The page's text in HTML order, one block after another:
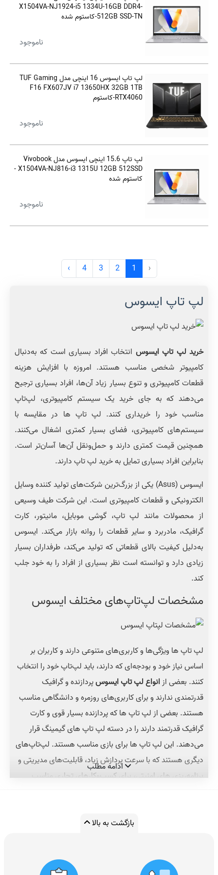
X1504VA-NJ1924-i5 1334U-16GB DDR4-
512GB SSD-TN-کاستوم شده
ناموجود
لپ تاپ ایسوس 16 اینچی مدل TUF Gaming
F16 FX607JV i7 13650HX 32GB 1TB
RTX4060-کاستوم
ناموجود
لپ تاپ 15.6 اینچی ایسوس مدل Vivobook
X1504VA-NJ816-i3 1315U 12GB 512SSD -
کاستوم شده
ناموجود
‹
1
2
3
4
›
لپ تاپ ایسوس
خرید لپ تاپ ایسوس انتخاب افراد بسیاری است که به‌دنبال
کامپیوتر شخصی مناسب هستند. امروزه با افزایش هزینه
قطعات کامپیوتری و تنوع بسیار زیاد آن‌ها، افراد بسیاری ترجیح
می‌دهند که به‌ جای خرید یک سیستم کامپیوتری، لپ‌تاپ
مناسب خود را خریداری کنند. لپ تاپ ها در مقایسه با
سیستم‌های کامپیوتری، فضای بسیار کمتری اشغال می‌کنند.
همچنین قیمت کمتری دارند و حمل‌ونقل آن‌ها آسان‌تر است.
بنابراین افراد بسیاری تمایل به خرید لپ تاپ دارند.
ایسوس (Asus) یکی از بزرگ‌ترین شرکت‌های تولید کننده وسایل
الکترونیکی و قطعات کامپیوتری است. این شرکت طیف وسیعی
از محصولات مانند لپ تاپ، گوشی موبایل، مانیتور، کارت
گرافیک، مادربرد و سایر قطعات را روانه بازار می‌کند. ایسوس
به‌دلیل کیفیت بالای قطعاتی که تولید می‌کند، طرفداران بسیار
زیادی دارد و توانسته است نظر بسیاری از افراد را به خود جلب
کند.
مشخصات لپ‌تاپ‌های مختلف ایسوس
لپ تاپ ها ویژگی‌ها و کاربری‌های متنوعی دارند و کاربران بر
اساس نیاز خود و بودجه‌ای که دارند، باید لپ‌تاپ خود را انتخاب
کنند. بعضی ازانواع لپ تاپ ایسوسپردازنده و گرافیک
قدرتمندی ندارند و برای کاربری‌های روزمره و دانشگاهی مناسب
هستند. بعضی از لپ تاپ ها که پردازنده بسیار قوی و کارت
گرافیک قدرتمند دارند را در دسته لپ تاپ های گیمینگ قرار
می‌دهند. این لپ تاپ ها برای بازی مناسب هستند. لپ‌تاپ‌های
دیگری هستند که با سرعت پردازش زیاد، قابلیت‌های مدیریتی و
برنامه‌ریزی های امنیتی، برای کسب‌وکارهای تجاری مناسب
فاکتورها توجه کنید. نوع پردازنده‌ در قدرت پردازش لپ‌تاپ بسیار
ادامه ویژگی‌های مهمی که برای خرید لپ‌تاپ تعیین کننده
ادامه مطلب
بازگشت به بالا